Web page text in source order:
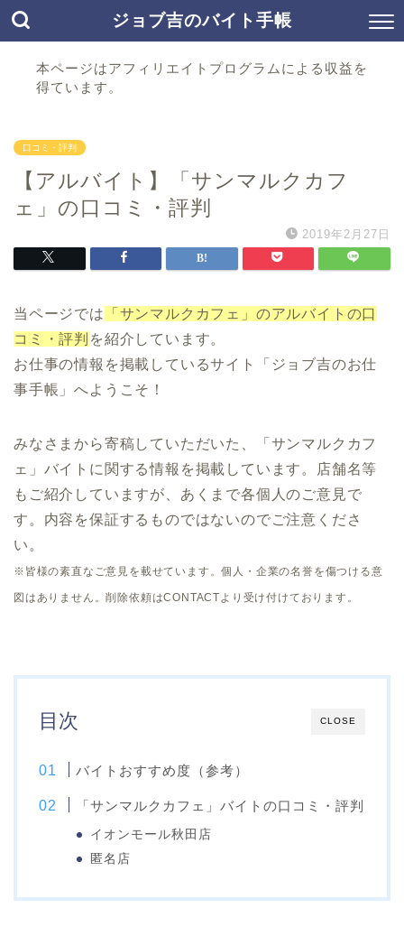
ジョブ吉のバイト手帳
本ページはアフィリエイトプログラムによる収益を
得ています。
口コミ・評判
【アルバイト】「サンマルクカフ
ェ」の口コミ・評判
2019年2月27日
当ページでは
「サンマルクカフェ」のアルバイトの口
コミ・評判 を紹介しています。
お仕事の情報を掲載しているサイト「ジョブ吉のお仕
事手帳」へようこそ！
みなさまから寄稿していただいた、「サンマルクカフ
ェ」バイトに関する情報を掲載しています。店舗名等
もご紹介していますが、あくまで各個人のご意見で
す。内容を保証するものではないのでご注意くださ
い。
※皆様の素直なご意見を載せています。個人・企業の名誉を傷つける意
図はありません。削除依頼はCONTACTより受け付けております。
CLOSE
目次
バイトおすすめ度（参考）
「サンマルクカフェ」バイトの口コミ・評判
イオンモール秋田店
匿名店